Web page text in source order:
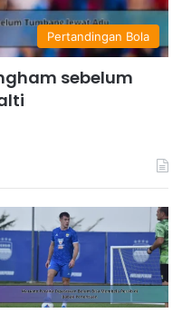
Pertandingan Bola
sebelum